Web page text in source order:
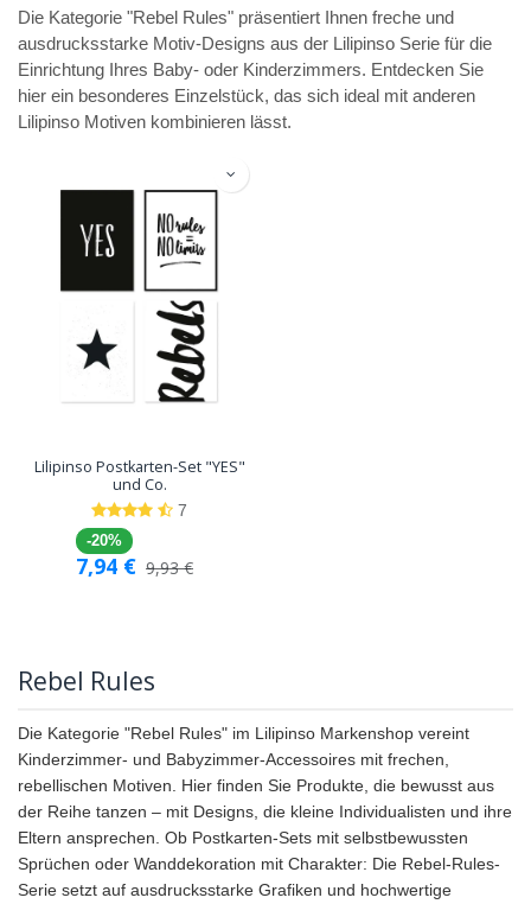
Die Kategorie "Rebel Rules" präsentiert Ihnen freche und
ausdrucksstarke Motiv-Designs aus der Lilipinso Serie für die
Einrichtung Ihres Baby- oder Kinderzimmers. Entdecken Sie
hier ein besonderes Einzelstück, das sich ideal mit anderen
Lilipinso Motiven kombinieren lässt.
Lilipinso Postkarten-Set "YES"
und Co.
7
-20%
7,94 € 9,93€
Rebel Rules
Die Kategorie "Rebel Rules" im Lilipinso Markenshop vereint
Kinderzimmer- und Babyzimmer-Accessoires mit frechen,
rebellischen Motiven. Hier finden Sie Produkte, die bewusst aus
der Reihe tanzen – mit Designs, die kleine Individualisten und ihre
Eltern ansprechen. Ob Postkarten-Sets mit selbstbewussten
Sprüchen oder Wanddekoration mit Charakter: Die Rebel-Rules-
Serie setzt auf ausdrucksstarke Grafiken und hochwertige